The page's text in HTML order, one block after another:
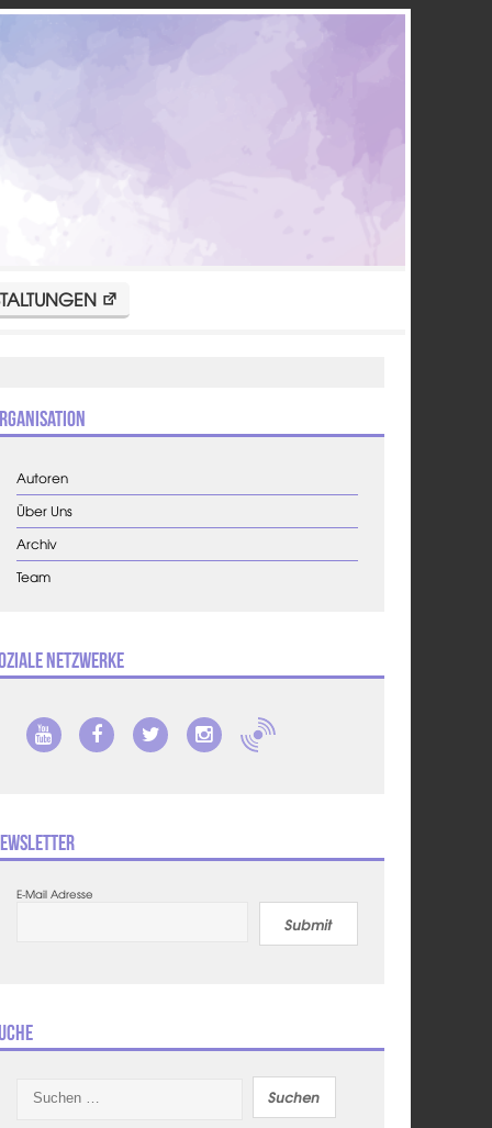
Autoren
Über Uns
Archiv
Team
Netzwerke
E-Mail Adresse
Submit
nach: